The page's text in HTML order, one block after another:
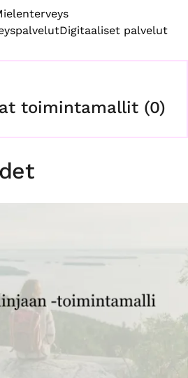
Digitaaliset palvelut
toimintamallit (0)